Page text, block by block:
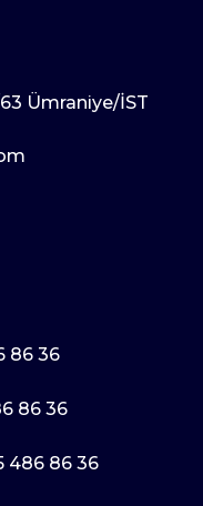
Ümraniye/İST
86 36
86 36
486 86 36